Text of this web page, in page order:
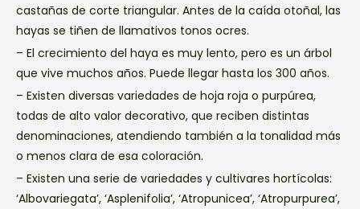
castañas de corte triangular. Antes de la caída otoñal, las
hayas se tiñen de llamativos tonos ocres.
– El crecimiento del haya es muy lento, pero es un árbol
que vive muchos años. Puede llegar hasta los 300 años.
– Existen diversas variedades de hoja roja o purpúrea,
todas de alto valor decorativo, que reciben distintas
denominaciones, atendiendo también a la tonalidad más
o menos clara de esa coloración.
– Existen una serie de variedades y cultivares hortícolas:
‘Albovariegata’, ‘Asplenifolia’, ‘Atropunicea’, ‘Atropurpurea’,